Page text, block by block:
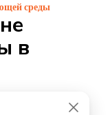
среды
в